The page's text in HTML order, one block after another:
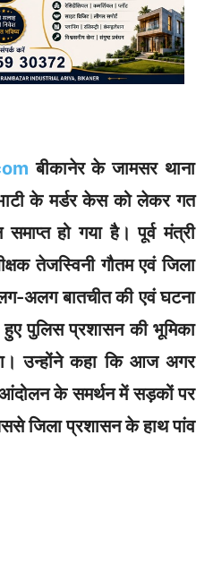
बीकानेर के जामसर थाना
के मर्डर केस को लेकर गत
हो गया है। पूर्व मंत्री
तेजस्विनी गौतम एवं जिला
अलग बातचीत की एवं घटना
पुलिस प्रशासन की भूमिका
उन्होंने कहा कि आज अगर
आंदोलन के समर्थन में सड़कों पर
जिला प्रशासन के हाथ पांव